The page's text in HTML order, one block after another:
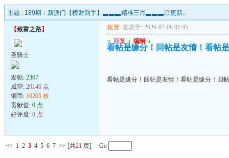
主题 : 189期：新澳门【横财到手】▃▃▃精准三肖▃▃▃己更新..
【致富之路】
圣骑士
发帖: 2367
威望: 20146 点
铜币: 10205 枚
贡献值: 0 点
好评度: 0 点
板凳 发表于: 2026-07-08 01:45
u 回复 u 编辑 u
看帖是缘分！回帖是友情！看帖
看帖是缘分！回帖是友情！看帖是缘分！回
<< 1 2 3 4 5 6 7 >> [共21 页] Go